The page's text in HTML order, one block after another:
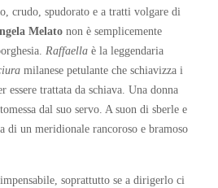
crudo, spudorato e a tratti volgare di
Melato non è semplicemente
Raffaella è la leggendaria
milanese petulante che schiavizza i
essere trattata da schiava. Una donna
dal suo servo. A suon di sberle e
di un meridionale rancoroso e bramoso
soprattutto se a dirigerlo ci